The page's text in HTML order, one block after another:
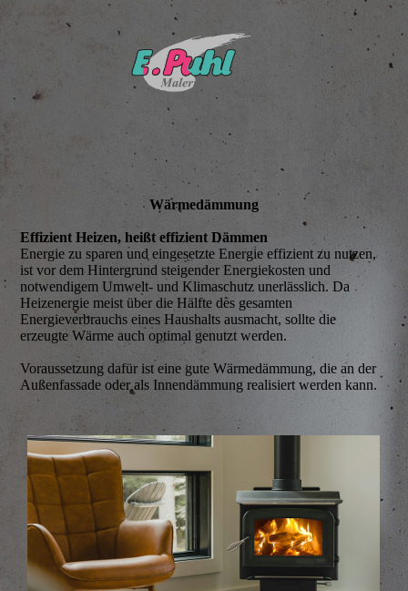
Wärme­dämmung
Effizient Heizen, heißt effizient Dämmen
Energie zu sparen und eingesetzte Energie effizient zu nutzen,
ist vor dem Hintergrund steigender Energiekosten und
notwendigem Umwelt- und Klimaschutz unerlässlich. Da
Heizenergie meist über die Hälfte des gesamten
Energieverbrauchs eines Haushalts ausmacht, sollte die
erzeugte Wärme auch optimal genutzt werden.
Voraussetzung dafür ist eine gute Wärmedämmung, die an der
Außenfassade oder als Innendämmung realisiert werden kann.